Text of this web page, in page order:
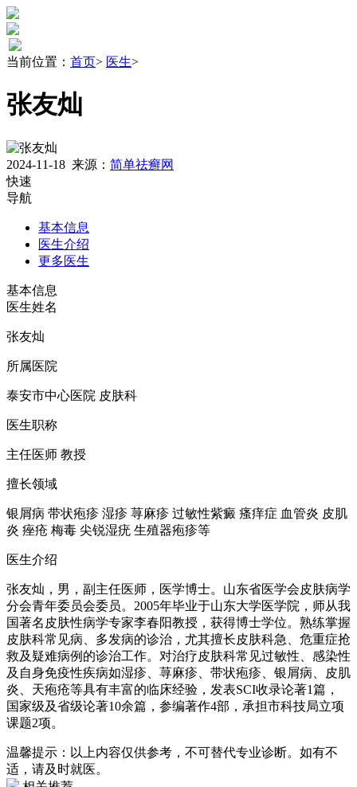
当前位置： 首页> 医生>
张友灿
2024-11-18 来源： 简单祛癣网
快速
导航
基本信息
医生介绍
更多医生
基本信息
医生姓名
张友灿
所属医院
泰安市中心医院 皮肤科
医生职称
主任医师 教授
擅长领域
银屑病 带状疱疹 湿疹 荨麻疹 过敏性紫癜 瘙痒症 血管炎 皮肌
炎 痤疮 梅毒 尖锐湿疣 生殖器疱疹等
医生介绍
张友灿，男，副主任医师，医学博士。山东省医学会皮肤病学
分会青年委员会委员。2005年毕业于山东大学医学院，师从我
国著名皮肤性病学专家李春阳教授，获得博士学位。熟练掌握
皮肤科常见病、多发病的诊治，尤其擅长皮肤科急、危重症抢
救及疑难病例的诊治工作。对治疗皮肤科常见过敏性、感染性
及自身免疫性疾病如湿疹、荨麻疹、带状疱疹、银屑病、皮肌
炎、天疱疮等具有丰富的临床经验，发表SCI收录论著1篇，
国家级及省级论著10余篇，参编著作4部，承担市科技局立项
课题2项。
温馨提示：以上内容仅供参考，不可替代专业诊断。如有不
适，请及时就医。